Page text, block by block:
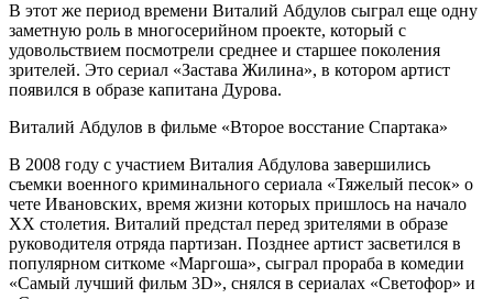
В этот же период времени Виталий Абдулов сыграл еще одну
заметную роль в многосерийном проекте, который с
удовольствием посмотрели среднее и старшее поколения
зрителей. Это сериал «Застава Жилина», в котором артист
появился в образе капитана Дурова.
Виталий Абдулов в фильме «Второе восстание Спартака»
В 2008 году с участием Виталия Абдулова завершились
съемки военного криминального сериала «Тяжелый песок» о
чете Ивановских, время жизни которых пришлось на начало
XX столетия. Виталий предстал перед зрителями в образе
руководителя отряда партизан. Позднее артист засветился в
популярном ситкоме «Маргоша», сыграл прораба в комедии
«Самый лучший фильм 3D», снялся в сериалах «Светофор» и